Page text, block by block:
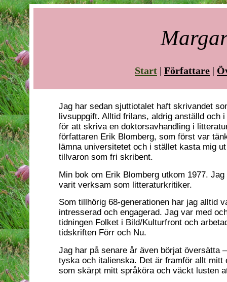
Start | Författare |
Jag har sedan sjuttiotalet haft skrivandet
livsuppgift. Alltid frilans, aldrig anställd och
för att skriva en doktorsavhandling i
författaren Erik Blomberg, som först var
lämna universitetet och i stället kasta mig
tillvaron som fri skribent.
Min bok om Erik Blomberg utkom 1977.
varit verksam som litteraturkritiker.
Som tillhörig 68-generationen har jag alltid
intresserad och engagerad. Jag var med
tidningen Folket i Bild/Kulturfront och
tidskriften Förr och Nu.
Jag har på senare år även börjat översätta
tyska och italienska. Det är framför allt mitt
som skärpt mitt språköra och väckt lusten